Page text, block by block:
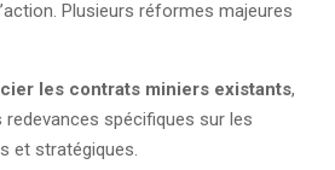
Plusieurs réformes majeures
les contrats miniers existants,
redevances spécifiques sur les
et stratégiques.